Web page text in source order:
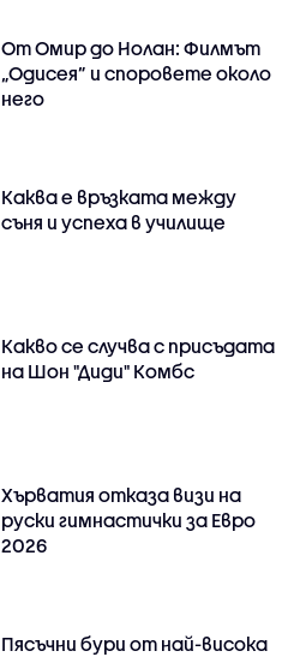
От Омир до Нолан: Филмът
„Одисея” и споровете около
него
Каква е връзката между
съня и успеха в училище
Какво се случва с присъдата
на Шон "Диди" Комбс
Хърватия отказа визи на
руски гимнастички за Евро
2026
Пясъчни бури от най-висока